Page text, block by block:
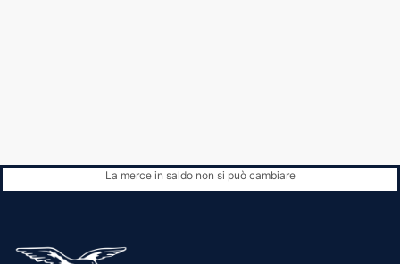
La merce in saldo non si può cambiare